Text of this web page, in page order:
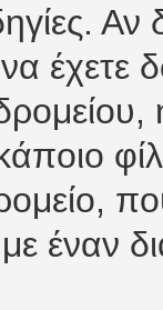
Αν
έχετε
έναν